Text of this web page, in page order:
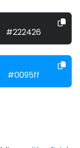
#222426
#0095ff